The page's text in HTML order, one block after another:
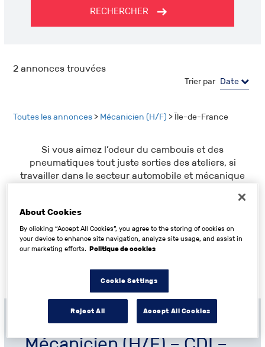
RECHERCHER
2 annonces trouvées
Trier par Date
Toutes les annonces > Mécanicien (H/F) > Île-de-France
Si vous aimez l’odeur du cambouis et des
pneumatiques tout juste sorties des ateliers, si
travailler dans le secteur automobile et mécanique
pour vous lancer. Toutes les offres de Mécanicien
(H/F), déposées par des professionnels du monde de
l’automobile œuvrant en Île-de-France, sont sur Top
Garage. Les informations telles que téléphone,
adresse e-mail ou adresse postale, sont à votre
disposition pour que vous puissiez mettre toutes les
chances de votre côté.
About Cookies
By clicking “Accept All Cookies”, you agree to the storing of cookies on
your device to enhance site navigation, analyze site usage, and assist in
our marketing efforts. Politique de cookies
Cookie Settings
Reject All Accept All Cookies